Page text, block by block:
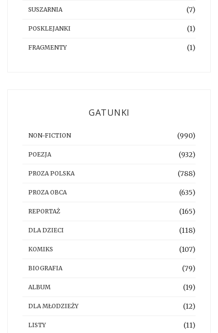
SUSZARNIA (7)
POSKLEJANKI (1)
FRAGMENTY (1)
GATUNKI
NON-FICTION (990)
POEZJA (932)
PROZA POLSKA (788)
PROZA OBCA (635)
REPORTAŻ (165)
DLA DZIECI (118)
KOMIKS (107)
BIOGRAFIA (79)
ALBUM (19)
DLA MŁODZIEŻY (12)
LISTY (11)